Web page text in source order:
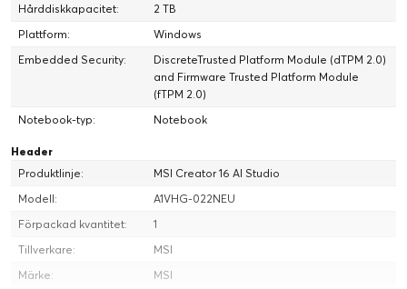
8 E-cores
2 Low Power E-cores
Up to 5.1 GHz
P-core Max Turbo Frequency
Hårddiskkapacitet:
2 TB
Plattform:
Windows
Embedded Security:
DiscreteTrusted Platform Module (dTPM 2.0)
and Firmware Trusted Platform Module
(fTPM 2.0)
Notebook-typ:
Notebook
Header
Produktlinje:
MSI Creator 16 AI Studio
Modell:
A1VHG-022NEU
Förpackad kvantitet:
1
Tillverkare:
MSI
Märke:
MSI